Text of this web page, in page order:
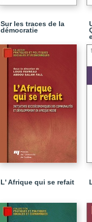
Sur les traces de la
démocratie
L' Afrique qui se refait